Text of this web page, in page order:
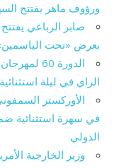
ورؤوف ماهر يفتتح
صابر الرباعي
بعرض «تحت
الدورة
الراي في ليلة
الأوركستر
في سهرة استثنائية
الدولي
وزير الخارجية